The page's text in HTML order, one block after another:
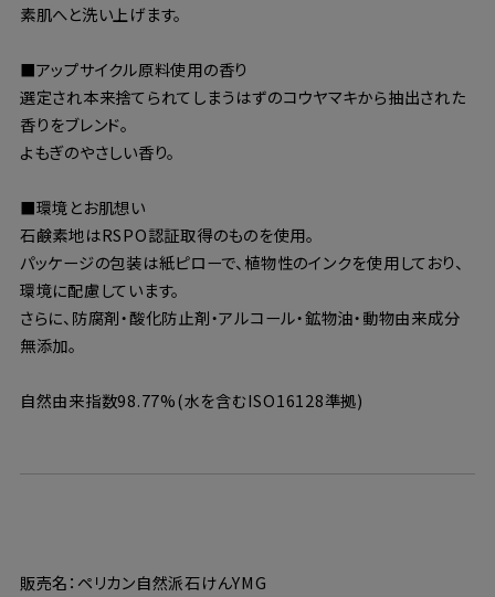
素肌へと洗い上げます。
■アップサイクル原料使用の香り
選定され本来捨てられてしまうはずのコウヤマキから抽出された
香りをブレンド。
よもぎのやさしい香り。
■環境とお肌想い
石鹸素地はRSPO認証取得のものを使用。
パッケージの包装は紙ピローで、植物性のインクを使用しており、
環境に配慮しています。
さらに、防腐剤・酸化防止剤・アルコール・鉱物油・動物由来成分
無添加。
自然由来指数98.77%(水を含むISO16128準拠)
販売名：ペリカン自然派石けんYMG